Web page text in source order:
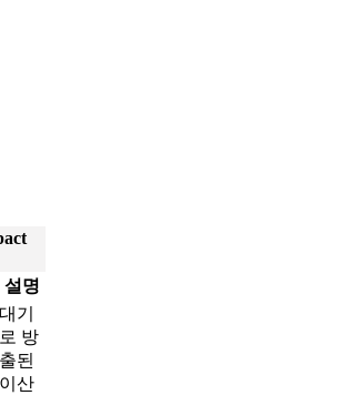
설명
대기
로 방
출된
이산